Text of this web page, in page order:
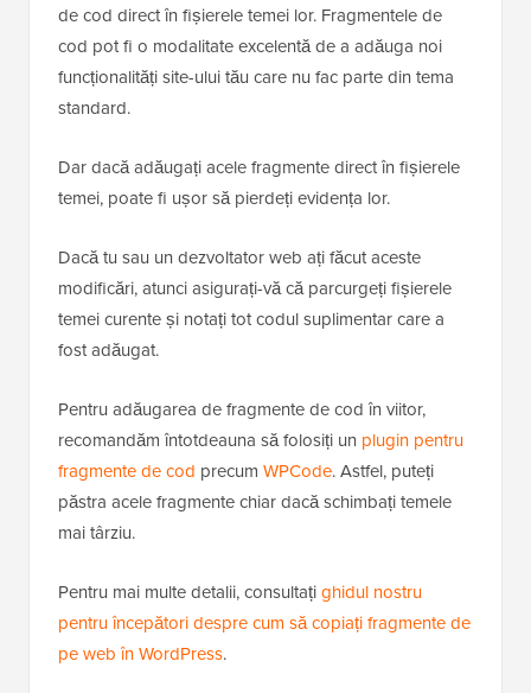
de cod direct în fișierele temei lor. Fragmentele de
cod pot fi o modalitate excelentă de a adăuga noi
funcționalități site-ului tău care nu fac parte din tema
standard.
Dar dacă adăugați acele fragmente direct în fișierele
temei, poate fi ușor să pierdeți evidența lor.
Dacă tu sau un dezvoltator web ați făcut aceste
modificări, atunci asigurați-vă că parcurgeți fișierele
temei curente și notați tot codul suplimentar care a
fost adăugat.
Pentru adăugarea de fragmente de cod în viitor,
recomandăm întotdeauna să folosiți un plugin pentru
fragmente de cod precum WPCode. Astfel, puteți
păstra acele fragmente chiar dacă schimbați temele
mai târziu.
Pentru mai multe detalii, consultațighidul nostru
pentru începători despre cum să copiați fragmente de
pe web în WordPress.